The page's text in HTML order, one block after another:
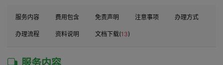
服务内容 费用包含 免责声明 注意事项 办理方式
办理流程 资料说明 文档下载(13)